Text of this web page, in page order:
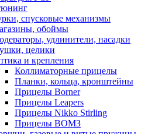
спусковые механизмы
обоймы
удлинители, насадки
целики
и крепления
Коллиматорные прицелы
Планки, кольца, кронштейны
Прицелы Borner
Прицелы Leapers
Прицелы Nikko Stirling
Прицелы ВОМЗ